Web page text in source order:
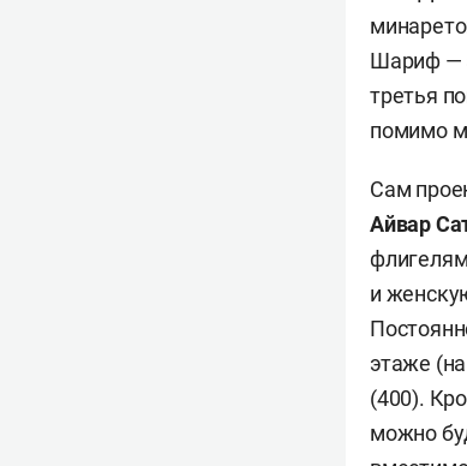
Шариф —
третья
помимо
Сам
Айвар
и
этаже
(400).
можно